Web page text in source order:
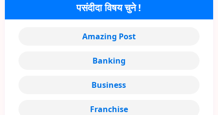
पसंदीदा विषय चुने !
Amazing Post
Banking
Business
Franchise